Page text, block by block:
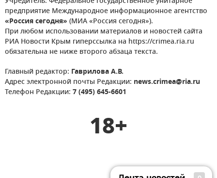
предприятие Международное информационное агентство
«Россия сегодня» (МИА «Россия сегодня»).
При любом использовании материалов и новостей сайта
РИА Новости Крым гиперссылка на https://crimea.ria.ru
обязательна не ниже второго абзаца текста.
Главный редактор: Гаврилова А.В.
Адрес электронной почты Редакции: news.crimea@ria.ru
Телефон Редакции: 7 (495) 645-6601
18+